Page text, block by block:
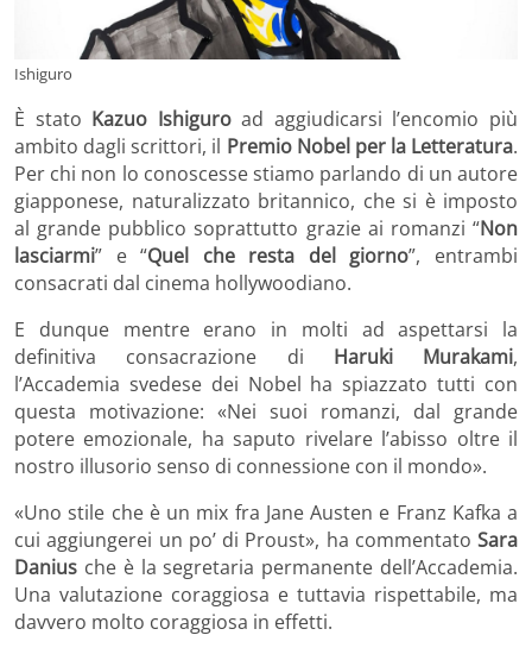
Ishiguro
È stato Kazuo Ishiguroad aggiudicarsi l’encomio più
ambito dagli scrittori, il Premio Nobel per la Letteratura.
Per chi non lo conoscesse stiamo parlando di un autore
giapponese, naturalizzato britannico, che si è imposto
al grande pubblico soprattutto grazie ai romanzi “Non
lasciarmi” e “Quel che resta del giorno”, entrambi
consacrati dal cinema hollywoodiano.
E dunque mentre erano in molti ad aspettarsi la
definitiva consacrazione di Haruki Murakami,
l’Accademia svedese dei Nobel ha spiazzato tutti con
questa motivazione: «Nei suoi romanzi, dal grande
potere emozionale, ha saputo rivelare l’abisso oltre il
nostro illusorio senso di connessione con il mondo».
«Uno stile che è un mix fra Jane Austen e Franz Kafka a
cui aggiungerei un po’ di Proust», ha commentato Sara
Danius che è la segretaria permanente dell’Accademia.
Una valutazione coraggiosa e tuttavia rispettabile, ma
davvero molto coraggiosa in effetti.